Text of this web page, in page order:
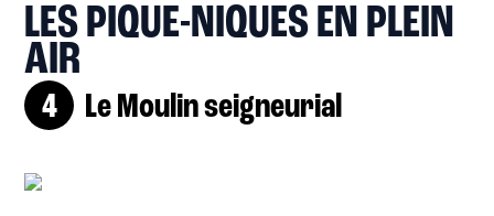
LES PIQUE-NIQUES EN PLEIN
AIR
Le Moulin seigneurial